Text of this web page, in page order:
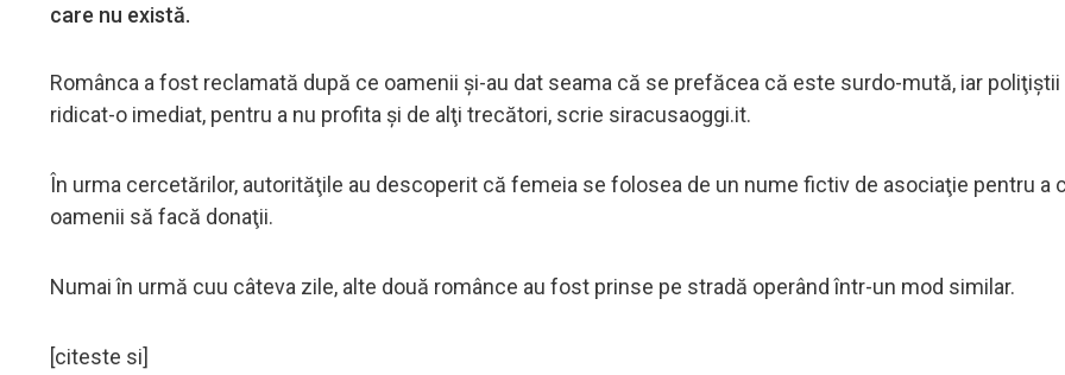
care nu există.
Românca a fost reclamată după ce oamenii şi-au dat seama că se prefăcea că este surdo-mută, iar poliţiştii
ridicat-o imediat, pentru a nu profita şi de alţi trecători, scrie siracusaoggi.it.
În urma cercetărilor, autorităţile au descoperit că femeia se folosea de un nume fictiv de asociaţie pentru a
oamenii să facă donaţii.
Numai în urmă cuu câteva zile, alte două românce au fost prinse pe stradă operând într-un mod similar.
[citeste si]